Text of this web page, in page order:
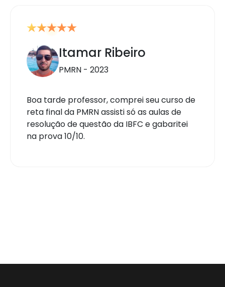
Itamar Ribeiro
PMRN - 2023
Boa tarde professor, comprei seu curso de
reta final da PMRN assisti só as aulas de
resolução de questão da IBFC e gabaritei
na prova 10/10.